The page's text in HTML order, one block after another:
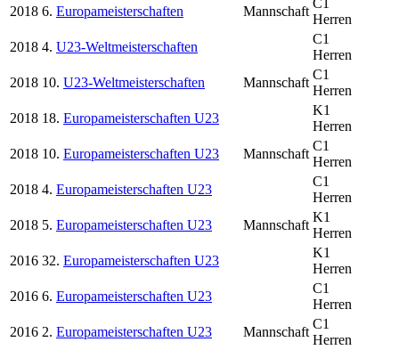
2018 6. Europameisterschaften Mannschaft
Herren
2018 4. U23-Weltmeisterschaften
C1
Herren
2018 10. U23-Weltmeisterschaften Mannschaft
C1
Herren
2018 18. Europameisterschaften U23
K1
Herren
2018 10. Europameisterschaften U23 Mannschaft
C1
Herren
2018 4. Europameisterschaften U23
C1
Herren
2018 5. Europameisterschaften U23 Mannschaft
K1
Herren
2016 32. Europameisterschaften U23
K1
Herren
2016 6. Europameisterschaften U23
C1
Herren
2016 2. Europameisterschaften U23 Mannschaft
C1
Herren